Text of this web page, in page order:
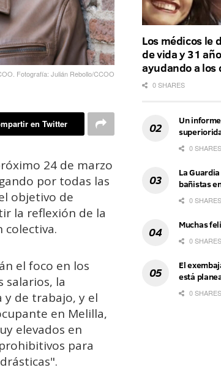
Fotografía: Julián Rebollo/CCOO
en Twitter
24 de marzo
por todas las
objetivo de
la reflexión de la
colectiva.
el foco en los
salarios, la
y de trabajo, y el
en Melilla,
elevados en
para
Los médicos le
de vida y 31
ayudando a los
0 SHARES
Un
0 SHARES
La
bañistas
0 SHARES
Muchas
0 SHARES
El
está
0 SHARES